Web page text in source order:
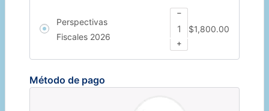
Perspectivas
Fiscales 2026
−
+
$1,800.00
Método de pago